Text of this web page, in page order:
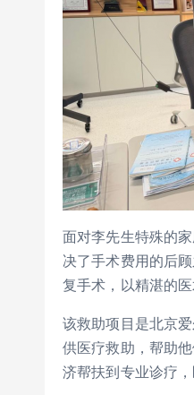
面对李先生特殊的
决了手术费用的后
复手术，以精湛的
该救助项目是北京
供医疗救助，帮助
济帮扶到专业诊疗